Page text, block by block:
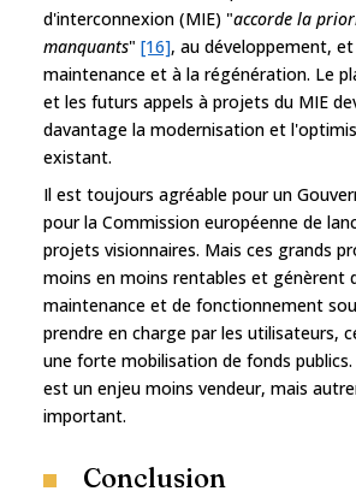
d'interconnexion (MIE) "accorde la
manquants" [16], au développement,
maintenance et à la régénération. Le
et les futurs appels à projets du MIE
davantage la modernisation et
existant.
Il est toujours agréable pour un
pour la Commission européenne de
projets visionnaires. Mais ces grands
moins en moins rentables et génèrent
maintenance et de fonctionnement
prendre en charge par les utilisateurs,
une forte mobilisation de fonds
est un enjeu moins vendeur, mais
important.
Conclusion